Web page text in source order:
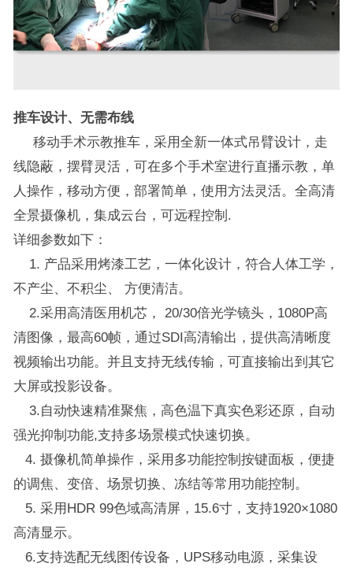
推车设计、无需布线
移动手术示教推车，采用全新一体式吊臂设计，走
线隐蔽，摆臂灵活，可在多个手术室进行直播示教，单
人操作，移动方便，部署简单，使用方法灵活。全高清
全景摄像机，集成云台，可远程控制.
详细参数如下：
1. 产品采用烤漆工艺，一体化设计，符合人体工学，
不产尘、不积尘、 方便清洁。
2.采用高清医用机芯， 20/30倍光学镜头，1080P高
清图像，最高60帧，通过SDI高清输出，提供高清晰度
视频输出功能。并且支持无线传输，可直接输出到其它
大屏或投影设备。
3.自动快速精准聚焦，高色温下真实色彩还原，自动
强光抑制功能,支持多场景模式快速切换。
4. 摄像机简单操作，采用多功能控制按键面板，便捷
的调焦、变倍、场景切换、冻结等常用功能控制。
5. 采用HDR 99色域高清屏，15.6寸，支持1920×1080
高清显示。
6.支持选配无线图传设备，UPS移动电源，采集设